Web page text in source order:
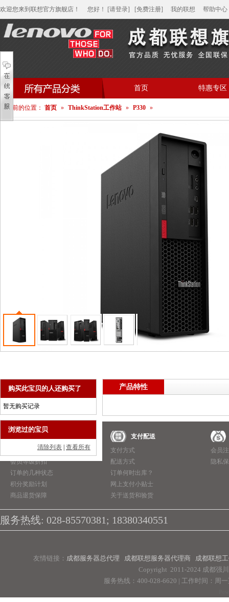
欢迎您来到联想官方旗舰店！ 您好 ！ [请登录] [免费注册] 我的联想 帮助中心
数码配件
首页 特惠专区
帮助中心
购买此宝贝的人还购买了
暂无购买记录
浏览过的宝贝
清除列表 查看所有
您当前的位置： 首页 » ThinkStation工作站 » P330 »
产品特性
会员等级折扣
订单的几种状态
积分奖励计划
商品退货保障
支付配送
支付方式
配送方式
订单何时出库？
网上支付小贴士
关于送货和验货
会员
隐私
服务热线: 028-85570381; 18380340551
友情链接： 成都服务器总代理 成都联想服务器代理商
成都联想
Copyright 2011-2024 成都强
服务热线：400-028-6620 | 工作时间：周